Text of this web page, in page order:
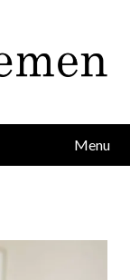
Menu